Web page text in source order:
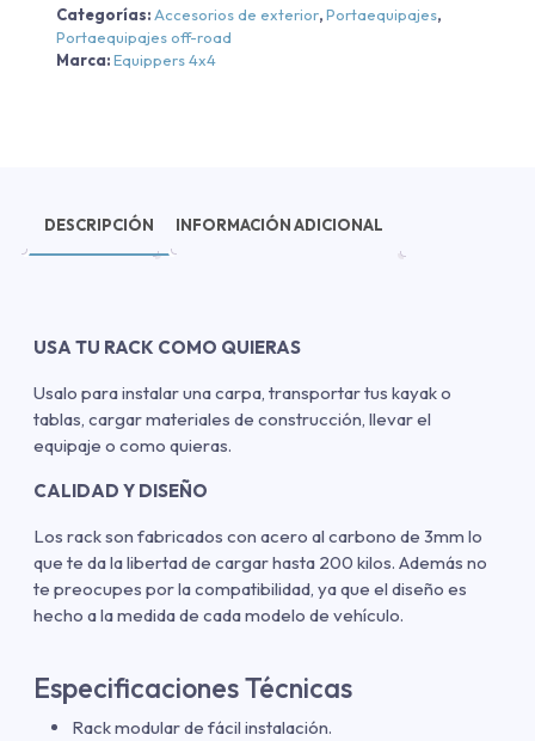
Categorías:Accesorios de exterior,Portaequipajes,
Portaequipajes off-road
Marca:Equippers 4x4
DESCRIPCIÓN INFORMACIÓN ADICIONAL
USA TU RACK COMO QUIERAS
Usalo para instalar una carpa, transportar tus kayak o
tablas, cargar materiales de construcción, llevar el
equipaje o como quieras.
CALIDAD Y DISEÑO
Los rack son fabricados con acero al carbono de 3mm lo
que te da la libertad de cargar hasta 200 kilos. Además no
te preocupes por la compatibilidad, ya que el diseño es
hecho a la medida de cada modelo de vehículo.
Especificaciones Técnicas
Rack modular de fácil instalación.